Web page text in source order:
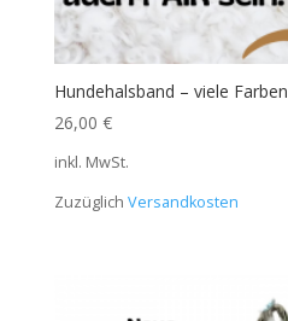
Hundehalsband – viele Farben
26,00 €
inkl. MwSt.
Zuzüglich Versandkosten